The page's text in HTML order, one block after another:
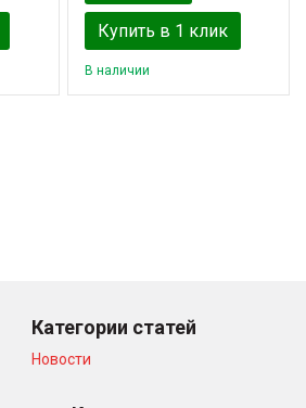
Купить в 1 клик
В наличии
Категории статей
Новости